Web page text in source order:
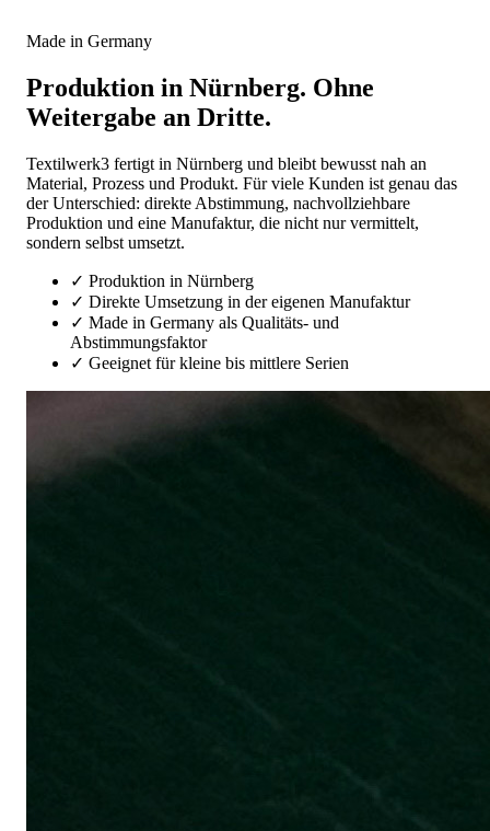
Made in Germany
Produktion in Nürnberg. Ohne
Weitergabe an Dritte.
Textilwerk3 fertigt in Nürnberg und bleibt bewusst nah an
Material, Prozess und Produkt. Für viele Kunden ist genau das
der Unterschied: direkte Abstimmung, nachvollziehbare
Produktion und eine Manufaktur, die nicht nur vermittelt,
sondern selbst umsetzt.
✓ Produktion in Nürnberg
✓ Direkte Umsetzung in der eigenen Manufaktur
✓ Made in Germany als Qualitäts- und
Abstimmungsfaktor
✓ Geeignet für kleine bis mittlere Serien